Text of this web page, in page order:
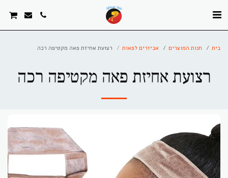
בית חנות המוצרים אביזרים לפאות רצועת אחיזת פאה מקטיפה רכה
רצועת אחיזת פאה מקטיפה רכה